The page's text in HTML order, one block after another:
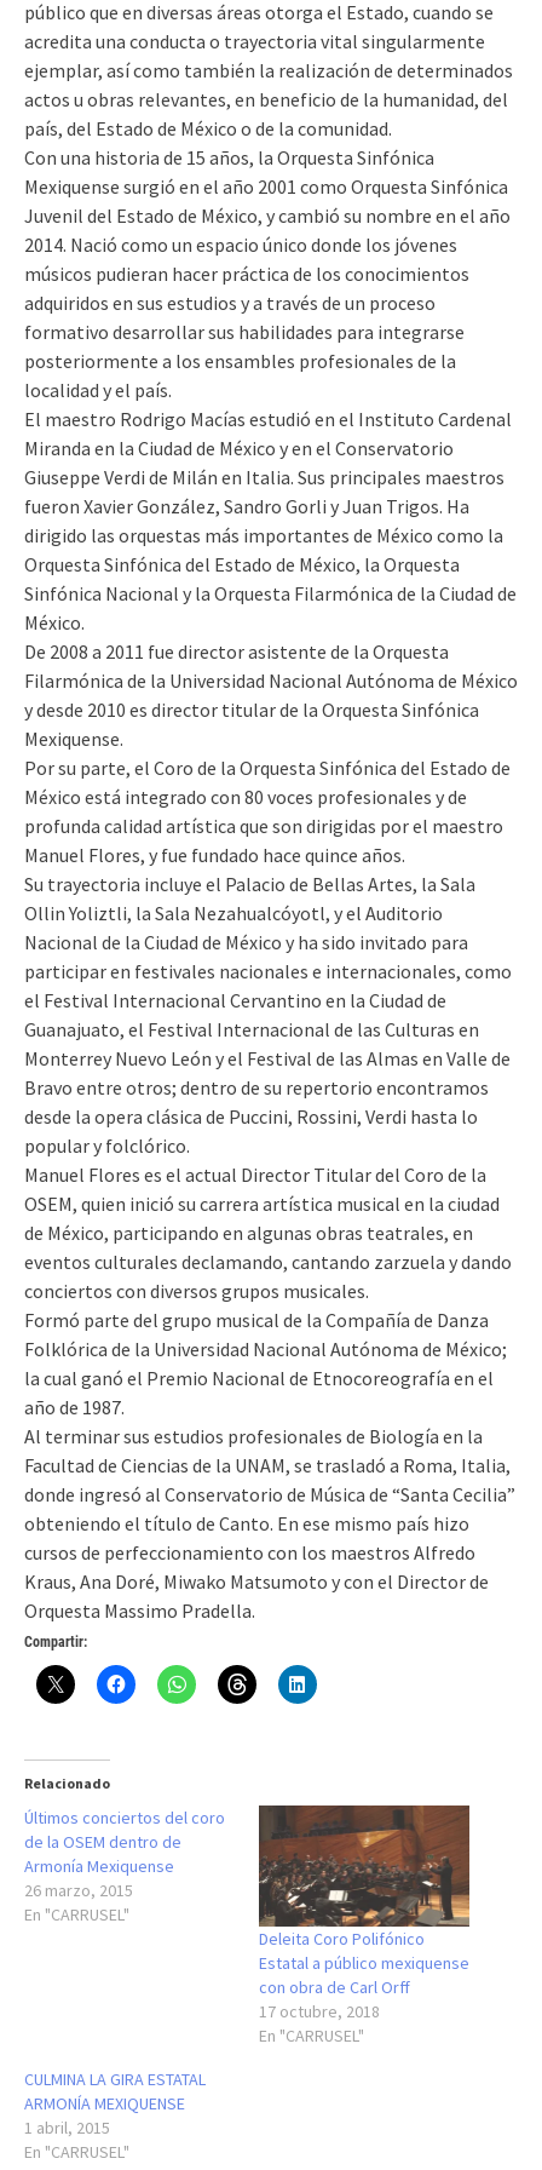
público que en diversas áreas otorga el Estado, cuando se
acredita una conducta o trayectoria vital singularmente
ejemplar, así como también la realización de determinados
actos u obras relevantes, en beneficio de la humanidad, del
país, del Estado de México o de la comunidad.
Con una historia de 15 años, la Orquesta Sinfónica
Mexiquense surgió ­­­en el año 2001 como Orquesta Sinfónica
Juvenil del Estado de México, y cambió su nombre en el año
2014. Nació como un espacio único donde los jóvenes
músicos pudieran hacer práctica de los conocimientos
adquiridos en sus estudios y a través de un proceso
formativo desarrollar sus habilidades para integrarse
posteriormente a los ensambles profesionales de la
localidad y el país.
El maestro Rodrigo Macías estudió en el Instituto Cardenal
Miranda en la Ciudad de México y en el Conservatorio
Giuseppe Verdi de Milán en Italia. Sus principales maestros
fueron Xavier González, Sandro Gorli y Juan Trigos. Ha
dirigido las orquestas más importantes de México como la
Orquesta Sinfónica del Estado de México, la Orquesta
Sinfónica Nacional y la Orquesta Filarmónica de la Ciudad de
México.
De 2008 a 2011 fue director asistente de la Orquesta
Filarmónica de la Universidad Nacional Autónoma de México
y desde 2010 es director titular de la Orquesta Sinfónica
Mexiquense.
Por su parte, el Coro de la Orquesta Sinfónica del Estado de
México está integrado con 80 voces profesionales y de
profunda calidad artística que son dirigidas por el maestro
Manuel Flores, y fue fundado hace quince años.
Su trayectoria incluye el Palacio de Bellas Artes, la Sala
Ollin Yoliztli, la Sala Nezahualcóyotl, y el Auditorio
Nacional de la Ciudad de México y ha sido invitado para
participar en festivales nacionales e internacionales, como
el Festival Internacional Cervantino en la Ciudad de
Guanajuato, el Festival Internacional de las Culturas en
Monterrey Nuevo León y el Festival de las Almas en Valle de
Bravo entre otros; dentro de su repertorio encontramos
desde la opera clásica de Puccini, Rossini, Verdi hasta lo
popular y folclórico.
Manuel Flores es el actual Director Titular del Coro de la
OSEM, quien inició su carrera artística musical en la ciudad
de México, participando en algunas obras teatrales, en
eventos culturales declamando, cantando zarzuela y dando
conciertos con diversos grupos musicales.
Formó parte del grupo musical de la Compañía de Danza
Folklórica de la Universidad Nacional Autónoma de México;
la cual ganó el Premio Nacional de Etnocoreografía en el
año de 1987.
Al terminar sus estudios profesionales de Biología en la
Facultad de Ciencias de la UNAM, se trasladó a Roma, Italia,
donde ingresó al Conservatorio de Música de “Santa Cecilia”
obteniendo el título de Canto. En ese mismo país hizo
cursos de perfeccionamiento con los maestros Alfredo
Kraus, Ana Doré, Miwako Matsumoto y con el Director de
Orquesta Massimo Pradella.
Compartir:
Relacionado
Últimos conciertos del coro
de la OSEM dentro de
Armonía Mexiquense
26 marzo, 2015
En "CARRUSEL"
Deleita Coro Polifónico
Estatal a público mexiquense
con obra de Carl Orff
17 octubre, 2018
En "CARRUSEL"
CULMINA LA GIRA ESTATAL
ARMONÍA MEXIQUENSE
1 abril, 2015
En "CARRUSEL"